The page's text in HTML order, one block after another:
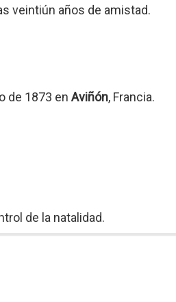
veintiún años de amistad.
de 1873 en Aviñón, Francia.
de la natalidad.